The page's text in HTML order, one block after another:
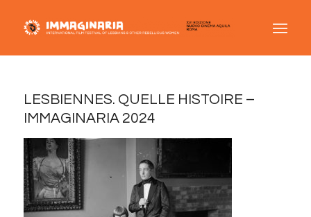
LESBIENNES. QUELLE HISTOIRE –
IMMAGINARIA 2024